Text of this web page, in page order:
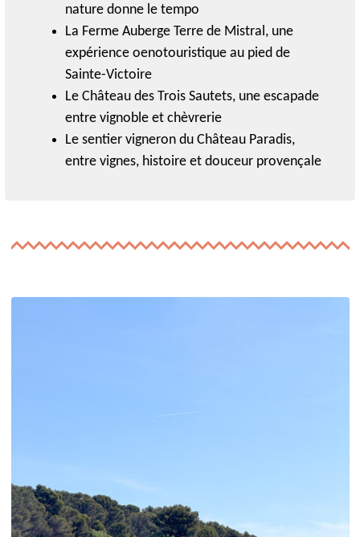
nature donne le tempo
La Ferme Auberge Terre de Mistral, une
expérience oenotouristique au pied de
Sainte-Victoire
Le Château des Trois Sautets, une escapade
entre vignoble et chèvrerie
Le sentier vigneron du Château Paradis,
entre vignes, histoire et douceur provençale